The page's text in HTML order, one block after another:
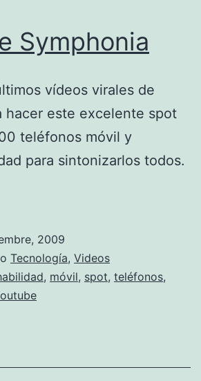
Symphonia
vídeos virales de
hacer este excelente spot
teléfonos móvil y
para sintonizarlos todos.
2009
Tecnología, Videos
, móvil, spot, teléfonos,